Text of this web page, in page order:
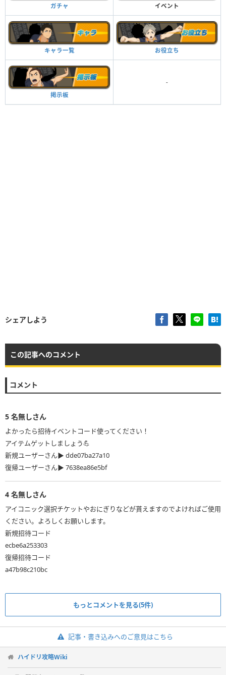
ガチャ イベント
キャラ一覧 お役立ち
掲示板
-
シェアしよう
この記事へのコメント
コメント
5 名無しさん
よかったら招待イベントコード使ってください！
アイテムゲットしましょう💪
新規ユーザーさん▶ dde07ba27a10
4 名無しさん
アイコニック選択チケットやおにぎりなどが貰えますのでよければご使用
ください。よろしくお願いします。
新規招待コード
ecbe6a253303
復帰招待コード
a47b98c210bc
もっとコメントを見る(5件)
記事・書き込みへのご意見はこちら
ハイドリ攻略Wiki